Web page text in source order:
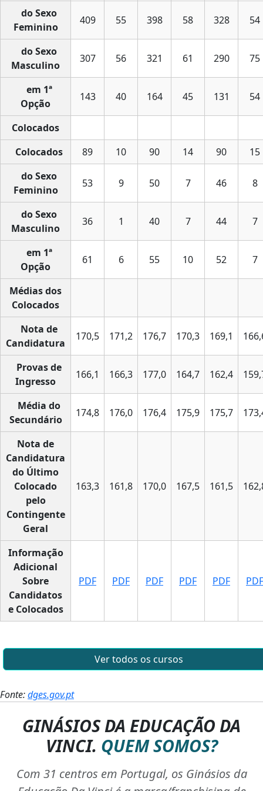
do Sexo
Feminino
409 55 398 58 328 54
do Sexo
Masculino
307 56 321 61 290 75
em 1ª
Opção
143 40 164 45 131 54
Colocados
Colocados
89 10 90 14 90
15
do Sexo
Feminino
53 9 50 7 46 8
do Sexo
Masculino
36 1 40 7 44 7
em 1ª
Opção
61 6 55 10 52 7
Médias dos
Colocados
Nota de
Candidatura
170,5 171,2 176,7 170,3 169,1
Provas de
Ingresso
166,1 166,3 177,0 164,7 162,4
Média do
Secundário
174,8 176,0 176,4 175,9 175,7
Nota de
Candidatura
do Último
Colocado
pelo
Contingente
Geral
163,3 161,8 170,0 167,5 161,5
Informação
Adicional
Sobre
Candidatos
e Colocados
PDF PDF PDF PDF PDF PDF
Ver todos os cursos
Fonte:dges.gov.pt
GINÁSIOS DA EDUCAÇÃO DA
VINCI. QUEM SOMOS?
Com 31 centros em Portugal, os Ginásios da